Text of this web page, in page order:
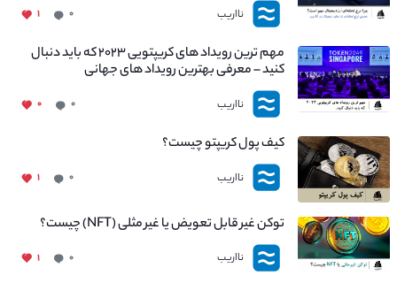
نااریب ۰ ۱
مهم ترین رویداد های کریپتویی ۲۰۲۳ که باید دنبال
کنید – معرفی بهترین رویداد های جهانی
نااریب ۰ ۰
کیف پول کریپتو چیست؟
نااریب ۰ ۱
توکن غیر قابل تعویض یا غیر مثلی (NFT) چیست؟
نااریب ۰ ۱